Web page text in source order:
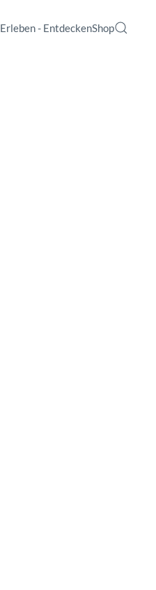
Erleben - EntdeckenShop